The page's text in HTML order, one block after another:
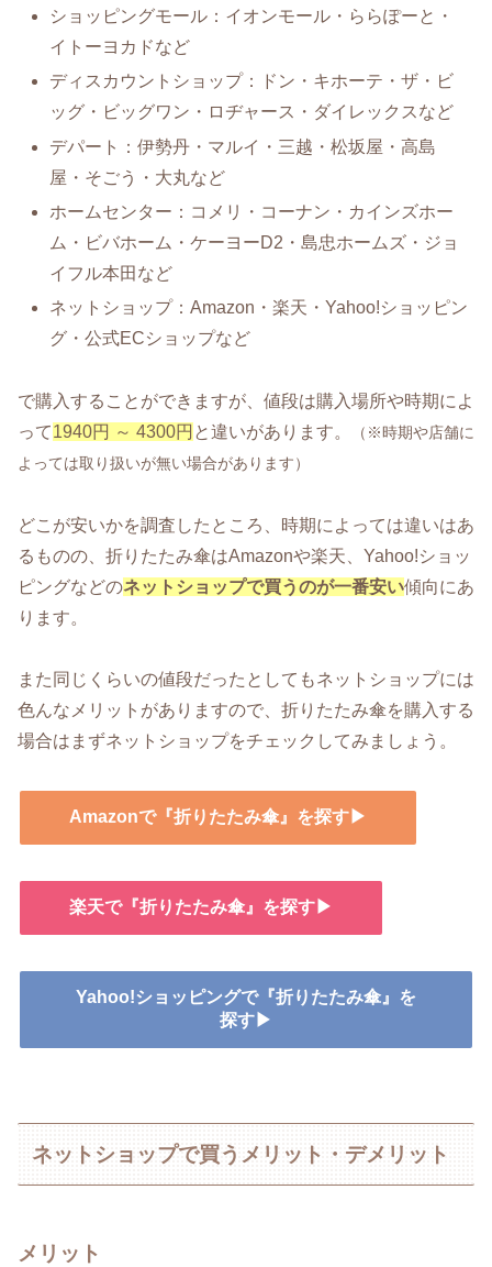
ショッピングモール：イオンモール・ららぽーと・
イトーヨカドなど
ディスカウントショップ：ドン・キホーテ・ザ・ビ
ッグ・ビッグワン・ロヂャース・ダイレックスなど
デパート：伊勢丹・マルイ・三越・松坂屋・高島
屋・そごう・大丸など
ホームセンター：コメリ・コーナン・カインズホー
ム・ビバホーム・ケーヨーD2・島忠ホームズ・ジョ
イフル本田など
ネットショップ：Amazon・楽天・Yahoo!ショッピン
グ・公式ECショップなど
で購入することができますが、値段は購入場所や時期によ
って1940円 ～ 4300円 と違いがあります。
（※時期や店舗に
よっては取り扱いが無い場合があります）
どこが安いかを調査したところ、時期によっては違いはあ
るものの、折りたたみ傘はAmazonや楽天、Yahoo!ショッ
ピングなどのネットショップで買うのが一番安い傾向にあ
ります。
また同じくらいの値段だったとしてもネットショップには
色んなメリットがありますので、折りたたみ傘を購入する
場合はまずネットショップをチェックしてみましょう。
Amazonで『折りたたみ傘』を探す▶
楽天で『折りたたみ傘』を探す▶
Yahoo!ショッピングで『折りたたみ傘』を
探す▶
ネットショップで買うメリット・デメリット
メリット